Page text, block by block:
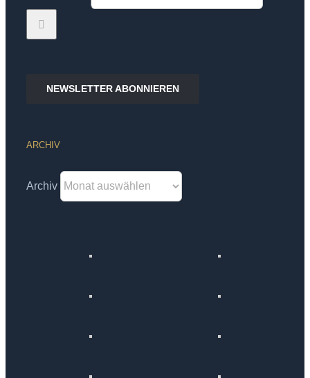
NEWSLETTER ABONNIEREN
ARCHIV
Archiv